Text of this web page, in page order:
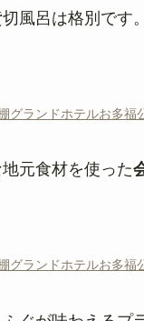
風呂は格別です。
グランドホテルお多福
元食材を使った
グランドホテルお多福